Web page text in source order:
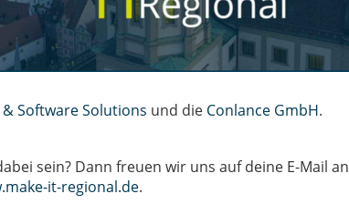
& Software Solutions und die Conlance GmbH.
sein? Dann freuen wir uns auf deine E-Mail an
it-regional.de.